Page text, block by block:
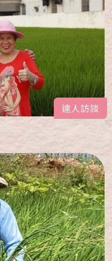
達人訪談